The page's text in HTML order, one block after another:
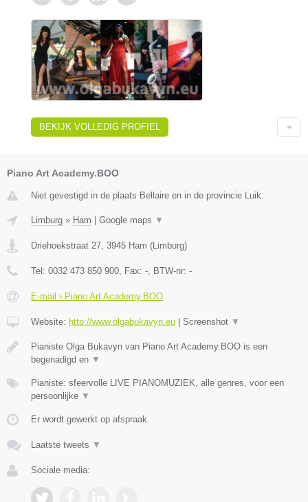
BEKIJK VOLLEDIG PROFIEL
Piano Art Academy.BOO
Niet gevestigd in de plaats Bellaire en in de provincie Luik.
Limburg » Ham Google maps ▼
Driehoekstraat 27, 3945 Ham (Limburg)
Tel: 0032 473 850 900, Fax: -, BTW-nr: -
E-mail › Piano Art Academy.BOO
Website: http://www.olgabukavyn.eu Screenshot ▼
Pianiste Olga Bukavyn van Piano Art Academy.BOO is een
begenadigd en ▼
Pianiste: sfeervolle LIVE PIANOMUZIEK, alle genres, voor een
persoonlijke ▼
Er wordt gewerkt op afspraak.
Laatste tweets ▼
Sociale media: